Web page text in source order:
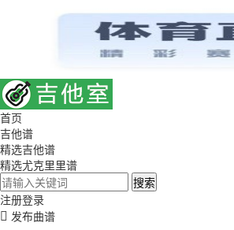
首页
吉他谱
精选吉他谱
精选尤克里里谱
搜索
注册登录
发布曲谱